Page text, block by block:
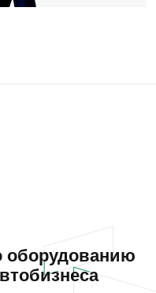
оборудованию